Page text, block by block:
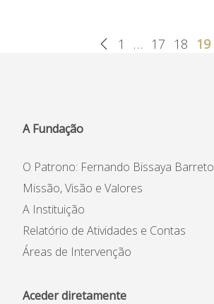
Instituição
Reconhecimento e Estatutos
Estatuto de Utilidade Pública
Código de Ética e de
de Corrupção
1 … 17 18 19
A Fundação
O Patrono: Fernando Bissaya Barreto
Missão, Visão e Valores
A Instituição
Relatório de Atividades e Contas
Áreas de Intervenção
Aceder diretamente